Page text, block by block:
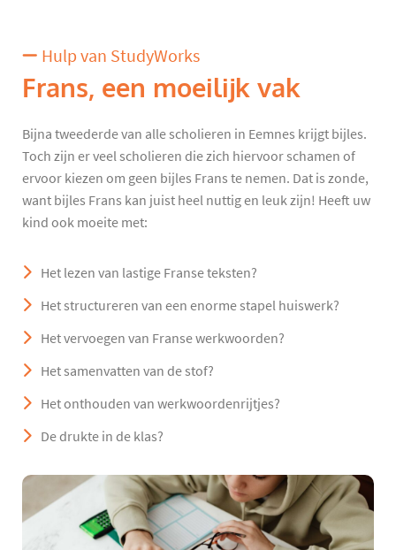
Hulp van StudyWorks
Frans, een moeilijk vak
Bijna tweederde van alle scholieren in Eemnes krijgt bijles.
Toch zijn er veel scholieren die zich hiervoor schamen of
ervoor kiezen om geen bijles Frans te nemen. Dat is zonde,
want bijles Frans kan juist heel nuttig en leuk zijn! Heeft uw
kind ook moeite met:
Het lezen van lastige Franse teksten?
Het structureren van een enorme stapel huiswerk?
Het vervoegen van Franse werkwoorden?
Het samenvatten van de stof?
Het onthouden van werkwoordenrijtjes?
De drukte in de klas?